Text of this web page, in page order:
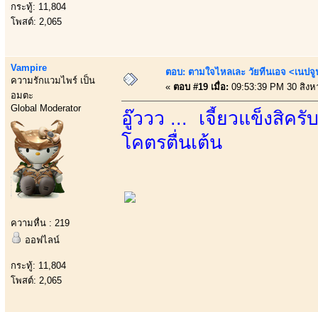
กระทู้: 11,804
โพสต์: 2,065
Vampire
ความรักแวมไพร์ เป็น
อมตะ
Global Moderator
ความหื่น : 219
ออฟไลน์
กระทู้: 11,804
โพสต์: 2,065
ตอบ: ตามใจไหลเละ วัยทีนเอจ <เนป
« ตอบ #19 เมื่อ: 09:53:39 PM 30 สิง
อู๊ววว ... เจี้ยวแข็งสิครั
โคตรตื่นเต้น